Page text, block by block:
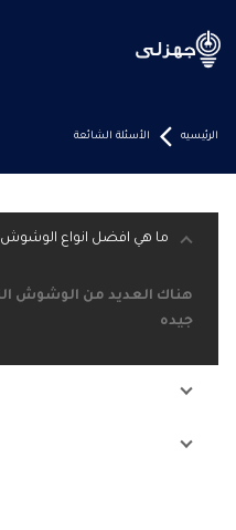
الرئيسيه الأسئلة الشائعة
ما هي افضل انواع الوشوش
هناك العديد من الوشوش
جيده